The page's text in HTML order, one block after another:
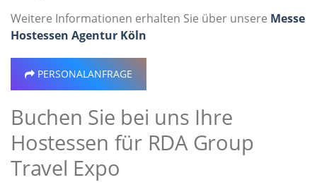
Weitere Informationen erhalten Sie über unsere Messe
Hostessen Agentur Köln
PERSONALANFRAGE
Buchen Sie bei uns Ihre
Hostessen für RDA Group
Travel Expo